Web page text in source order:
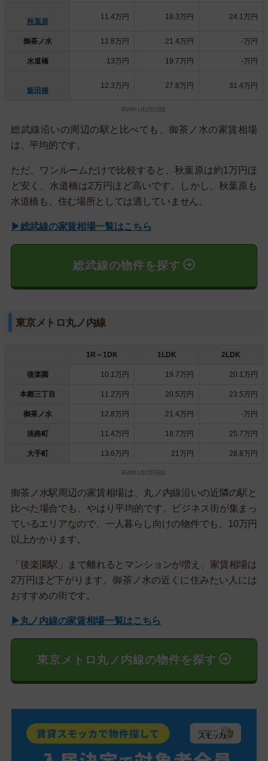
秋葉原
11.4万円 18.3万円 24.1万円
御茶ノ水 12.8万円 21.4万円 -万円
水道橋 13万円 19.7万円 -万円
飯田橋
12.3万円 27.8万円 31.4万円
2020年1月15日現在
総武線沿いの周辺の駅と比べても、御茶ノ水の家賃相場
は、平均的です。
ただ、ワンルームだけで比較すると、秋葉原は約1万円ほ
ど安く、水道橋は2万円ほど高いです。しかし、秋葉原も
水道橋も、住む場所としては適していません。
▶総武線の家賃相場一覧はこちら
総武線の物件を探す
東京メトロ丸ノ内線
1R～1DK 1LDK 2LDK
後楽園 10.1万円 19.7万円 20.1万円
本郷三丁目 11.2万円 20.5万円 23.5万円
御茶ノ水 12.8万円 21.4万円 -万円
淡路町 11.4万円 18.7万円 25.7万円
大手町 13.6万円 21万円 28.8万円
2020年1月15日現在
御茶ノ水駅周辺の家賃相場は、丸ノ内線沿いの近隣の駅と
比べた場合でも、やはり平均的です。ビジネス街が集まっ
ているエリアなので、一人暮らし向けの物件でも、10万円
以上かかります。
「後楽園駅」まで離れるとマンションが増え、家賃相場は
2万円ほど下がります。御茶ノ水の近くに住みたい人には
おすすめの街です。
▶丸ノ内線の家賃相場一覧はこちら
東京メトロ丸ノ内線の物件を探す